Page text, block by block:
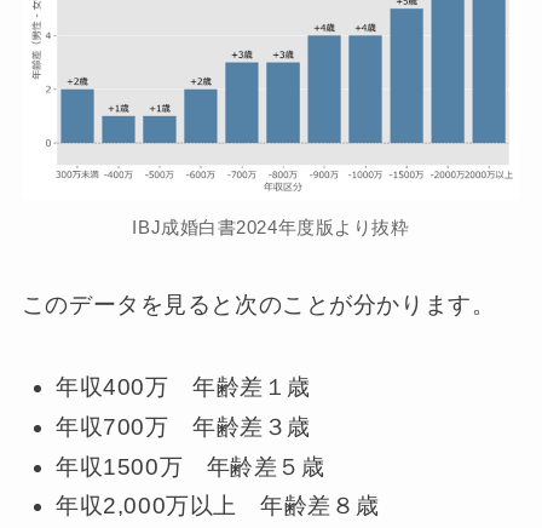
IBJ成婚白書2024年度版より抜粋
このデータを見ると次のことが分かります。
年収400万 年齢差１歳
年収700万 年齢差３歳
年収1500万 年齢差５歳
年収2,000万以上 年齢差８歳